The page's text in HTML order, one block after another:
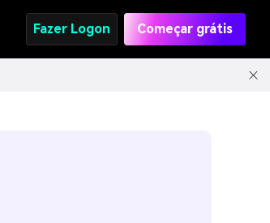
Fazer Logon Começar grátis